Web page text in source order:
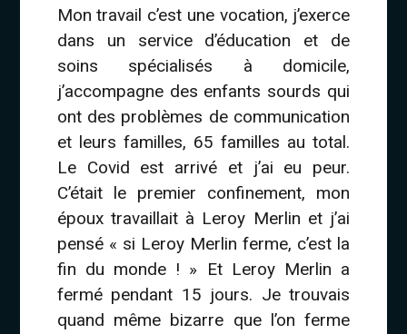
Mon travail c’est une vocation, j’exerce
dans un service d’éducation et de
soins spécialisés à domicile,
j’accompagne des enfants sourds qui
ont des problèmes de communication
et leurs familles, 65 familles au total.
Le Covid est arrivé et j’ai eu peur.
C’était le premier confinement, mon
époux travaillait à Leroy Merlin et j’ai
pensé « si Leroy Merlin ferme, c’est la
fin du monde ! » Et Leroy Merlin a
fermé pendant 15 jours. Je trouvais
quand même bizarre que l’on ferme